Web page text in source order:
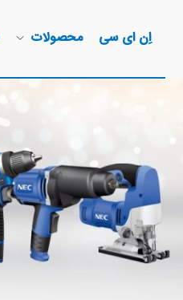
اِن ای سی محصولات